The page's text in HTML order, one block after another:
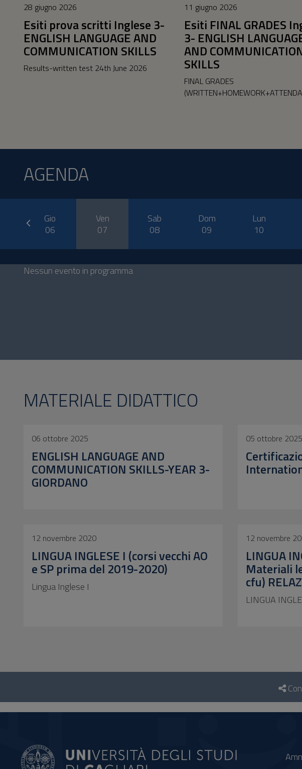
28 giugno 2026
Esiti prova scritti Inglese 3-
ENGLISH LANGUAGE AND
COMMUNICATION SKILLS
Results-written test 24th June 2026
11 giugno 2026
Esiti FINAL GRADES
3- ENGLISH
AND
SKILLS
FINAL GRADES
AGENDA
Gio
06
Ven
07
Sab
08
Dom
09
Lun
10
prev
Nessun evento in programma
MATERIALE DIDATTICO
06 ottobre 2025
ENGLISH LANGUAGE AND
COMMUNICATION SKILLS-YEAR 3-
GIORDANO
05 ottobre 2025
12 novembre 2020
LINGUA INGLESE I (corsi vecchi AO
e SP prima del 2019-2020)
Lingua Inglese I
12 novembre
LINGUA
Materiali
cfu)
LINGUA
Questionario
social